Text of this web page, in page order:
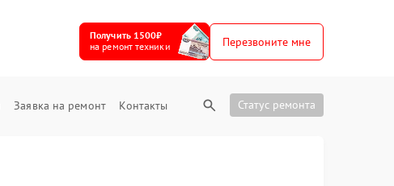
Получить 1500₽
на ремонт техники
Перезвоните мне
Заявка на ремонт Контакты Статус ремонта